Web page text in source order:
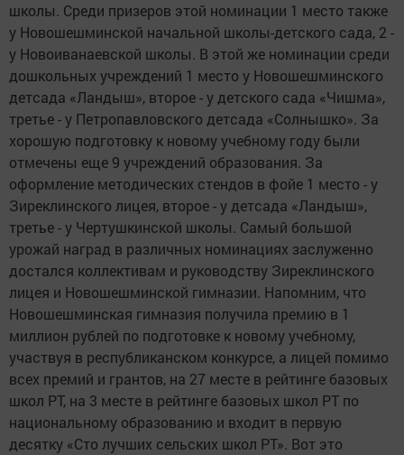
школы. Среди призеров этой номинации 1 место также
у Новошешминской начальной школы-детского сада, 2 -
у Новоиванаевской школы. В этой же номинации среди
дошкольных учреждений 1 место у Новошешминского
детсада «Ландыш», второе - у детского сада «Чишма»,
третье - у Петропавловского детсада «Солнышко». За
хорошую подготовку к новому учебному году были
отмечены еще 9 учреждений образования. За
оформление методических стендов в фойе 1 место - у
Зиреклинского лицея, второе - у детсада «Ландыш»,
третье - у Чертушкинской школы. Самый большой
урожай наград в различных номинациях заслуженно
достался коллективам и руководству Зиреклинского
лицея и Новошешминской гимназии. Напомним, что
Новошешминская гимназия получила премию в 1
миллион рублей по подготовке к новому учебному,
участвуя в республиканском конкурсе, а лицей помимо
всех премий и грантов, на 27 месте в рейтинге базовых
школ РТ, на 3 месте в рейтинге базовых школ РТ по
национальному образованию и входит в первую
десятку «Сто лучших сельских школ РТ». Вот это